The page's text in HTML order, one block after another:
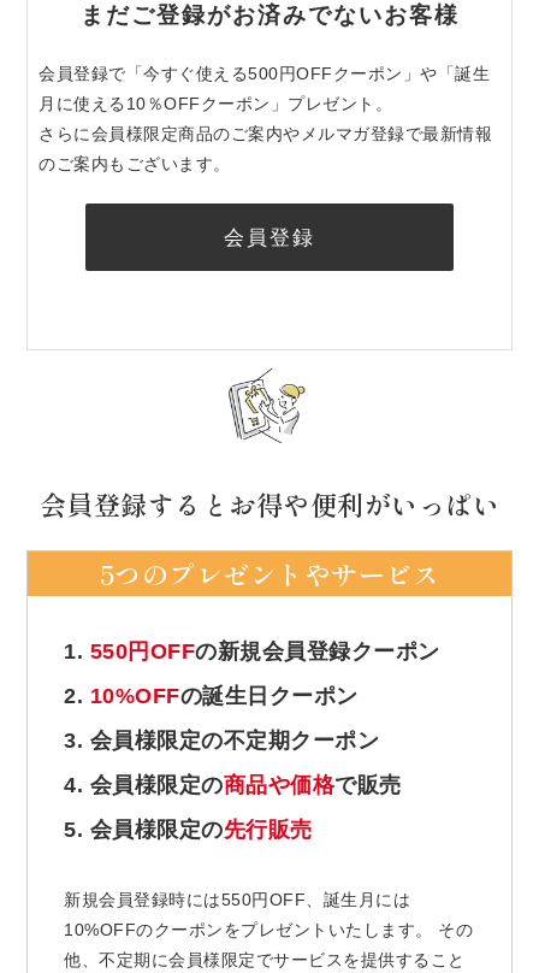
まだご登録がお済みでないお客様
会員登録で「今すぐ使える500円OFFクーポン」や「誕生
月に使える10％OFFクーポン」プレゼント。
さらに会員様限定商品のご案内やメルマガ登録で最新情報
のご案内もございます。
会員登録
会員登録するとお得や便利がいっぱい
5つのプレゼントやサービス
1. 550円OFFの新規会員登録クーポン
2. 10%OFFの誕生日クーポン
3. 会員様限定の不定期クーポン
4. 会員様限定の商品や価格で販売
5. 会員様限定の先行販売
新規会員登録時には550円OFF、誕生月には
10%OFFのクーポンをプレゼントいたします。 その
他、不定期に会員様限定でサービスを提供すること